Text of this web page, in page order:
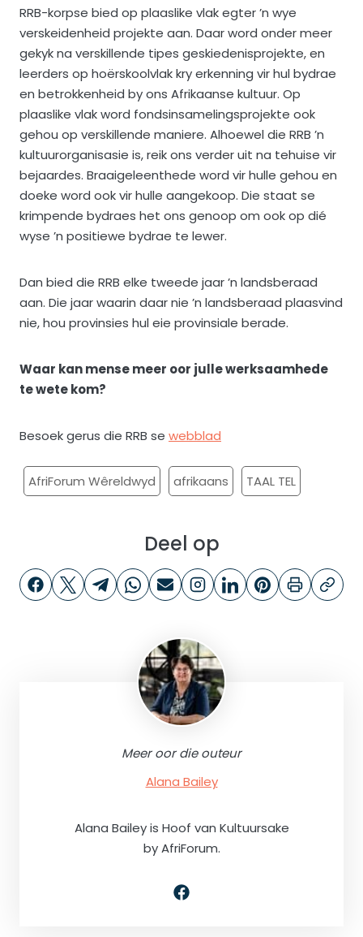
RRB-korpse bied op plaaslike vlak egter ’n wye
verskeidenheid projekte aan. Daar word onder meer
gekyk na verskillende tipes geskiedenisprojekte, en
leerders op hoërskoolvlak kry erkenning vir hul bydrae
en betrokkenheid by ons Afrikaanse kultuur. Op
plaaslike vlak word fondsinsamelingsprojekte ook
gehou op verskillende maniere. Alhoewel die RRB ’n
kultuurorganisasie is, reik ons verder uit na tehuise vir
bejaardes. Braaigeleenthede word vir hulle gehou en
doeke word ook vir hulle aangekoop. Die staat se
krimpende bydraes het ons genoop om ook op dié
wyse ’n positiewe bydrae te lewer.
Dan bied die RRB elke tweede jaar ’n landsberaad
aan. Die jaar waarin daar nie ’n landsberaad plaasvind
nie, hou provinsies hul eie provinsiale berade.
Waar kan mense meer oor julle werksaamhede
te wete kom?
Besoek gerus die RRB se webblad
AfriForum Wêreldwyd afrikaans TAAL TEL
Deel op
Meer oor die outeur
Alana Bailey
Alana Bailey is Hoof van Kultuursake
by AfriForum.